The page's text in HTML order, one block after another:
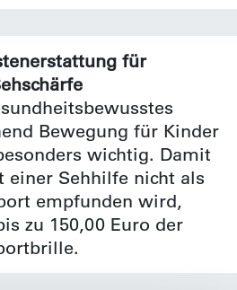
für
Bewegung für Kinder
wichtig. Damit
einer Sehhilfe nicht als
empfunden wird,
zu 150,00 Euro der